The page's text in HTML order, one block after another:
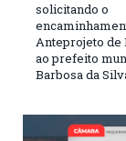
solicitando o
Anteprojeto de
ao prefeito
Barbosa da